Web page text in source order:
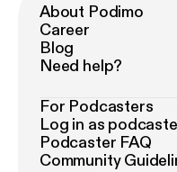
About Podimo
Career
Blog
Need help?
For Podcasters
Log in as
Podcaster FAQ
Community